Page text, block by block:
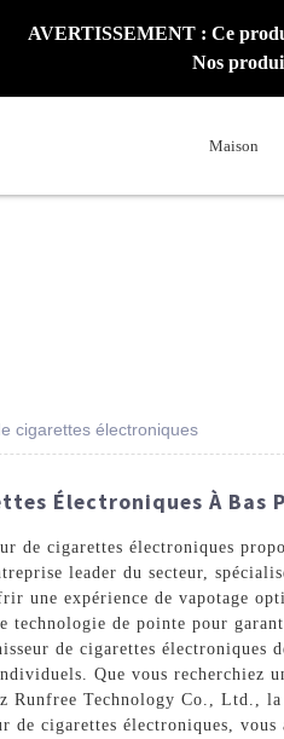
AVERTISSEMENT : Ce
Nos
Maison
cigarettes électroniques
Électroniques À Bas
de cigarettes électroniques
leader du secteur,
une expérience de vapotage
technologie de pointe pour
de cigarettes
Que vous recherchiez
Runfree Technology Co., Ltd.,
de cigarettes électroniques,